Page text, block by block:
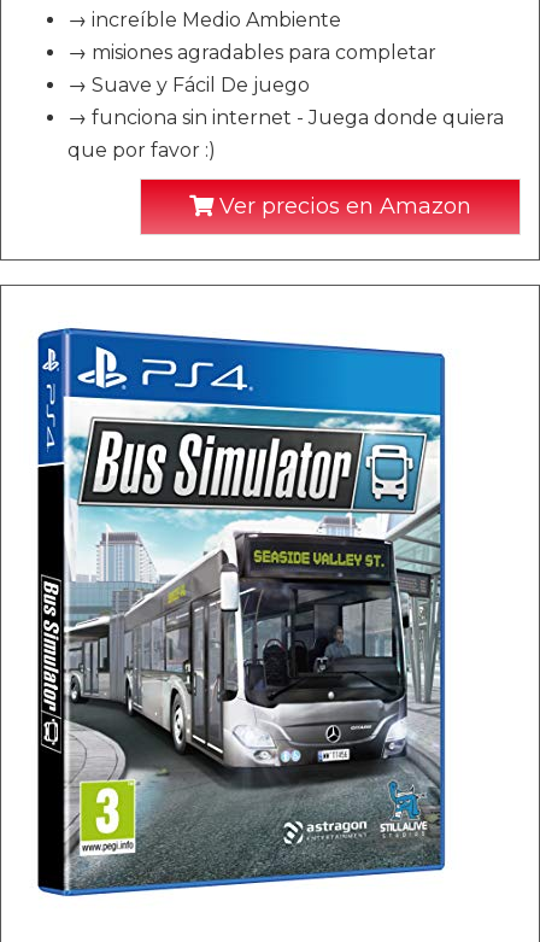
→ increíble Medio Ambiente
→ misiones agradables para completar
→ Suave y Fácil De juego
→ funciona sin internet - Juega donde quiera
que por favor :)
Ver precios en Amazon